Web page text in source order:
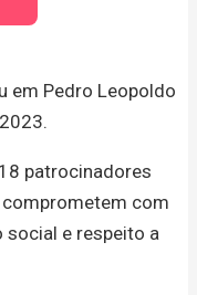
em Pedro Leopoldo
patrocinadores
com
social e respeito a